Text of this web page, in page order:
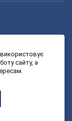
сайту, а